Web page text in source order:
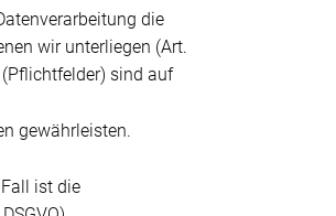
die
wir unterliegen (Art.
(Pflichtfelder) sind auf
gewährleisten.
ist die